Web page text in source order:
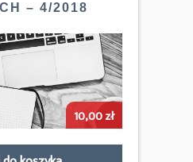
– 4/2018
10,00zł